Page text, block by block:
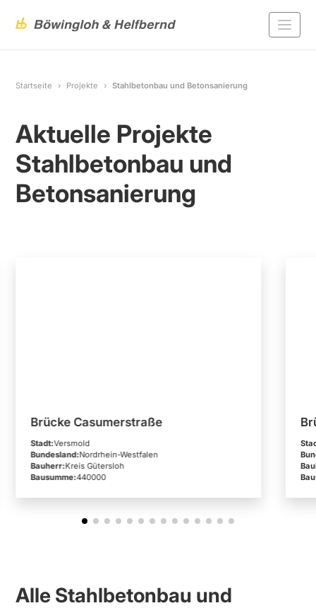
Startseite Projekte Stahlbetonbau und Betonsanierung
Aktuelle Projekte
Stahlbetonbau und
Betonsanierung
Brücke Casumerstraße
Stadt:Versmold
Bundesland:Nordrhein-Westfalen
Bauherr:Kreis Gütersloh
Bausumme:440000
Alle Stahlbetonbau und